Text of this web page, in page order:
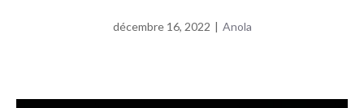
décembre 16, 2022 | Anola